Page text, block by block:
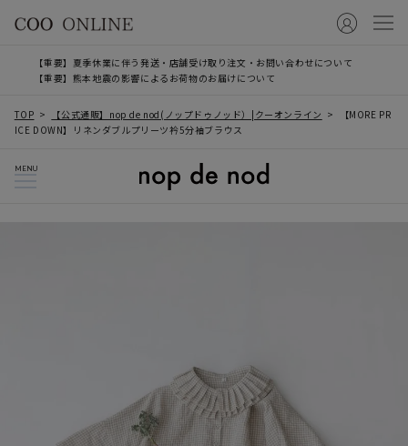
【重要】夏季休業に伴う発送・店舗受け取り注文・お問い合わせについて
【重要】熊本地震の影響によるお荷物のお届けについて
TOP 【公式通販】nop de nod(ノップドゥノッド）|クーオンライン
【MORE PR
ICE DOWN】リネンダブルプリーツ衿5分袖ブラウス
MENU